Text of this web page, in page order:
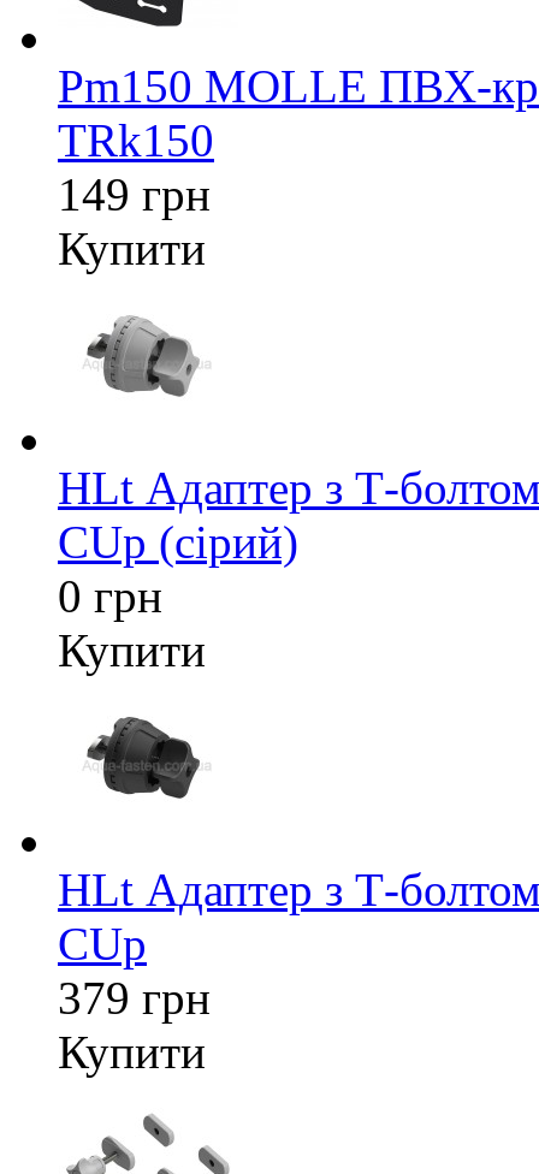
Pm150 MOLLE ПВХ-
TRk150
149 грн
Купити
HLt Адаптер з Т-
CUp (сірий)
0 грн
Купити
HLt Адаптер з Т-
CUp
379 грн
Купити